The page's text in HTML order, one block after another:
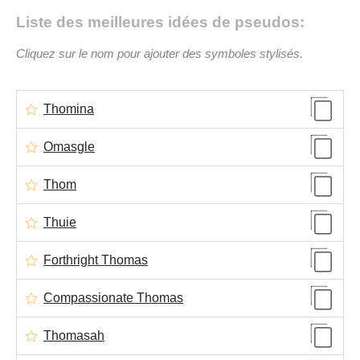
Liste des meilleures idées de pseudos:
Cliquez sur le nom pour ajouter des symboles stylisés.
Thomina
Omasgle
Thom
Thuie
Forthright Thomas
Compassionate Thomas
Thomasah